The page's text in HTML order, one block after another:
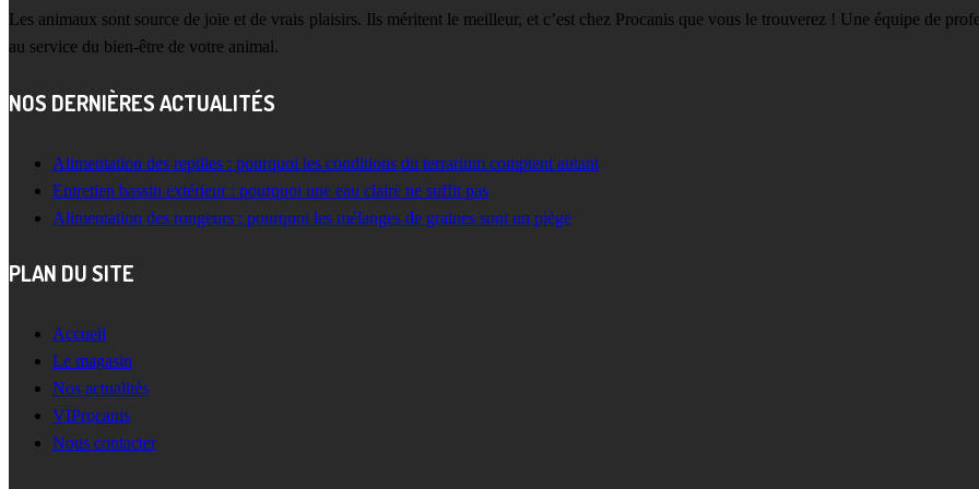
Les animaux sont source de joie et de vrais plaisirs. Ils méritent le meilleur, et c’est chez Procanis que vous le trouverez ! Une équipe de
au service du bien-être de votre animal.
NOS DERNIÈRES ACTUALITÉS
Alimentation des reptiles : pourquoi les conditions du terrarium comptent autant
Entretien bassin extérieur : pourquoi une eau claire ne suffit pas
Alimentation des rongeurs : pourquoi les mélanges de graines sont un piège
PLAN DU SITE
Accueil
Le magasin
Nos actualités
VIProcanis
Nous contacter